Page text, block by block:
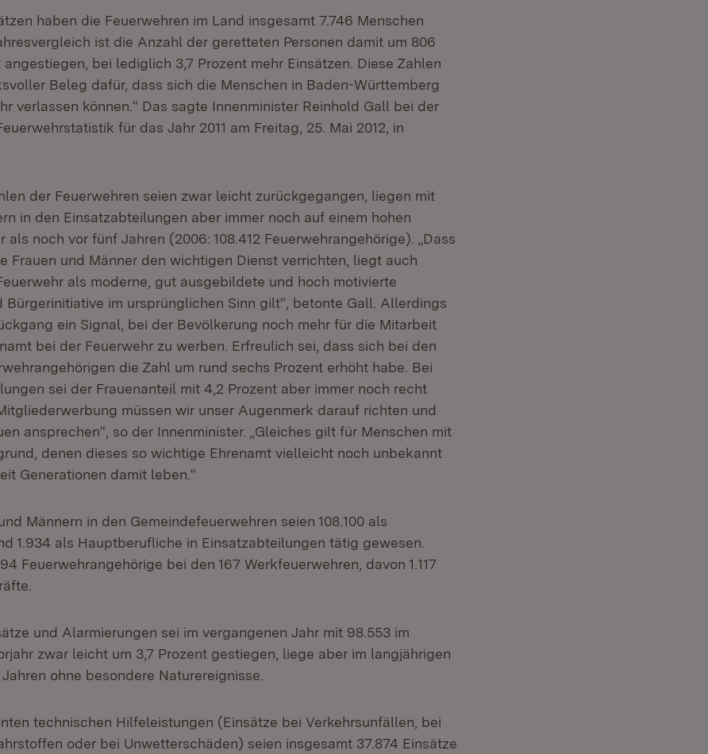
haben die Feuerwehren im Land insgesamt 7.746 Menschen
ist die Anzahl der geretteten Personen damit um 806
angestiegen, bei lediglich 3,7 Prozent mehr Einsätzen. Diese Zahlen
Beleg dafür, dass sich die Menschen in Baden-Württemberg
verlassen können.“ Das sagte Innenminister Reinhold Gall bei der
für das Jahr 2011 am Freitag, 25. Mai 2012, in
der Feuerwehren seien zwar leicht zurückgegangen, liegen mit
in den Einsatzabteilungen aber immer noch auf einem hohen
als noch vor fünf Jahren (2006: 108.412 Feuerwehrangehörige). „Dass
Frauen und Männer den wichtigen Dienst verrichten, liegt auch
als moderne, gut ausgebildete und hoch motivierte
Bürgerinitiative im ursprünglichen Sinn gilt“, betonte Gall. Allerdings
ein Signal, bei der Bevölkerung noch mehr für die Mitarbeit
bei der Feuerwehr zu werben. Erfreulich sei, dass sich bei den
die Zahl um rund sechs Prozent erhöht habe. Bei
sei der Frauenanteil mit 4,2 Prozent aber immer noch recht
müssen wir unser Augenmerk darauf richten und
ansprechen“, so der Innenminister. „Gleiches gilt für Menschen mit
denen dieses so wichtige Ehrenamt vielleicht noch unbekannt
Generationen damit leben.“
Männern in den Gemeindefeuerwehren seien 108.100 als
1.934 als Hauptberufliche in Einsatzabteilungen tätig gewesen.
Feuerwehrangehörige bei den 167 Werkfeuerwehren, davon 1.117
und Alarmierungen sei im vergangenen Jahr mit 98.553 im
zwar leicht um 3,7 Prozent gestiegen, liege aber im langjährigen
ohne besondere Naturereignisse.
technischen Hilfeleistungen (Einsätze bei Verkehrsunfällen, bei
oder bei Unwetterschäden) seien insgesamt 37.874 Einsätze